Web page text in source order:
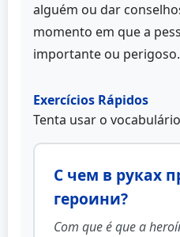
alguém ou dar
momento em que a
importante ou perigoso.
Exercícios Rápidos
Tenta usar o
С чем в руках
героини?
Com que é que a